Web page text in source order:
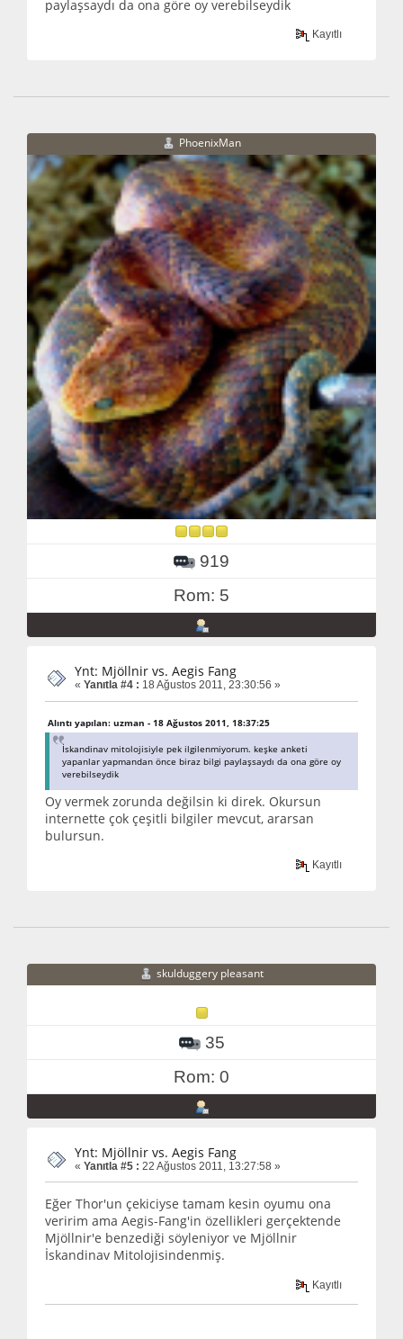
paylaşsaydı da ona göre oy verebilseydik
Kayıtlı
PhoenixMan
919
Rom: 5
Ynt: Mjöllnir vs. Aegis Fang
« Yanıtla #4 : 18 Ağustos 2011, 23:30:56 »
Alıntı yapılan: uzman - 18 Ağustos 2011, 18:37:25
İskandinav mitolojisiyle pek ilgilenmiyorum. keşke anketi
yapanlar yapmandan önce biraz bilgi paylaşsaydı da ona göre oy
verebilseydik
Oy vermek zorunda değilsin ki direk. Okursun
internette çok çeşitli bilgiler mevcut, ararsan
bulursun.
Kayıtlı
skulduggery pleasant
35
Rom: 0
Ynt: Mjöllnir vs. Aegis Fang
« Yanıtla #5 : 22 Ağustos 2011, 13:27:58 »
Eğer Thor'un çekiciyse tamam kesin oyumu ona
veririm ama Aegis-Fang'in özellikleri gerçektende
Mjöllnir'e benzediği söyleniyor ve Mjöllnir
İskandinav Mitolojisindenmiş.
Kayıtlı